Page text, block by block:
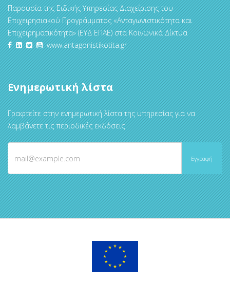
Παρουσία της Ειδικής Υπηρεσίας Διαχείρισης του
Επιχειρησιακού Προγράμματος «Ανταγωνιστικότητα και
Επιχειρηματικότητα» (ΕΥΔ ΕΠΑΕ) στα Κοινωνικά Δίκτυα
www.antagonistikotita.gr
Ενημερωτική λίστα
Γραφτείτε στην ενημερωτική λίστα της υπηρεσίας για να
λαμβάνετε τις περιοδικές εκδόσεις